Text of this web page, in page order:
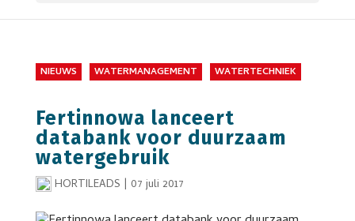
NIEUWS WATERMANAGEMENT WATERTECHNIEK
Fertinnowa lanceert
databank voor duurzaam
watergebruik
HORTILEADS | 07 juli 2017